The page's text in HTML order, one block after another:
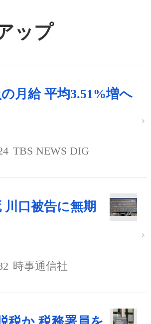
ップ
月給 平均3.51%増へ
TBS NEWS DIG
川口被告に無期
時事通信社